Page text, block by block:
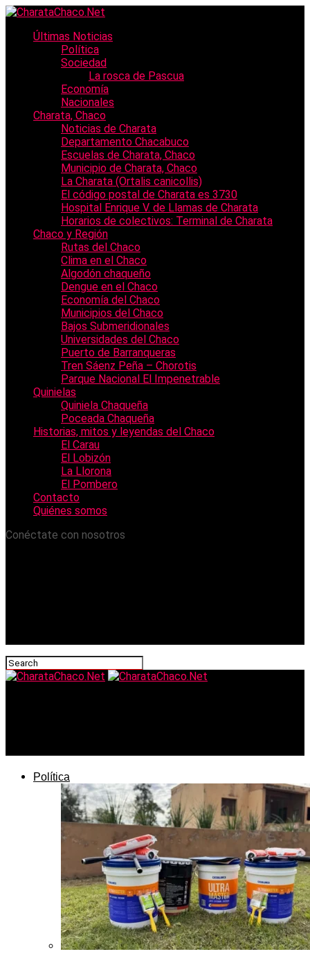
Últimas Noticias
Política
Sociedad
La rosca de Pascua
Economía
Nacionales
Charata, Chaco
Noticias de Charata
Departamento Chacabuco
Escuelas de Charata, Chaco
Municipio de Charata, Chaco
La Charata (Ortalis canicollis)
El código postal de Charata es 3730
Hospital Enrique V. de Llamas de Charata
Horarios de colectivos: Terminal de Charata
Chaco y Región
Rutas del Chaco
Clima en el Chaco
Algodón chaqueño
Dengue en el Chaco
Economía del Chaco
Municipios del Chaco
Bajos Submeridionales
Universidades del Chaco
Puerto de Barranqueras
Tren Sáenz Peña – Chorotis
Parque Nacional El Impenetrable
Quinielas
Quiniela Chaqueña
Poceada Chaqueña
Historias, mitos y leyendas del Chaco
El Carau
El Lobizón
La Llorona
El Pombero
Contacto
Quiénes somos
Conéctate con nosotros
Política